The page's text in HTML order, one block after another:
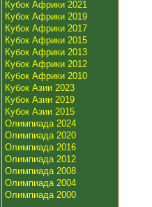
Кубок Африки 2021
Кубок Африки 2019
Кубок Африки 2017
Кубок Африки 2015
Кубок Африки 2013
Кубок Африки 2012
Кубок Африки 2010
Кубок Азии 2023
Кубок Азии 2019
Кубок Азии 2015
Олимпиада 2024
Олимпиада 2020
Олимпиада 2016
Олимпиада 2012
Олимпиада 2008
Олимпиада 2004
Олимпиада 2000